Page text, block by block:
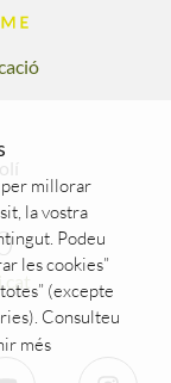
millorar
la vostra
Podeu
les cookies”
(excepte
Consulteu
més